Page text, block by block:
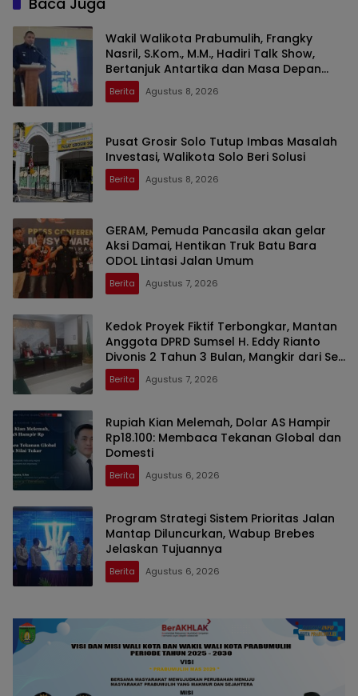
Wakil Walikota Prabumulih, Frangky
Nasril, S.Kom., M.M., Hadiri Talk Show,
Bertanjuk Antartika dan Masa Depan
Bumi di SMAN 2 Prabumulih
Berita Agustus 8, 2026
Pusat Grosir Solo Tutup Imbas Masalah
Investasi, Walikota Solo Beri Solusi
Berita Agustus 8, 2026
GERAM, Pemuda Pancasila akan gelar
Aksi Damai, Hentikan Truk Batu Bara
ODOL Lintasi Jalan Umum
Berita Agustus 7, 2026
Kedok Proyek Fiktif Terbongkar, Mantan
Anggota DPRD Sumsel H. Eddy Rianto
Divonis 2 Tahun 3 Bulan, Mangkir dari Sel
Nyatakan Banding
Berita Agustus 7, 2026
Rupiah Kian Melemah, Dolar AS Hampir
Rp18.100: Membaca Tekanan Global dan
Domesti
Berita Agustus 6, 2026
Program Strategi Sistem Prioritas Jalan
Mantap Diluncurkan, Wabup Brebes
Jelaskan Tujuannya
Berita Agustus 6, 2026